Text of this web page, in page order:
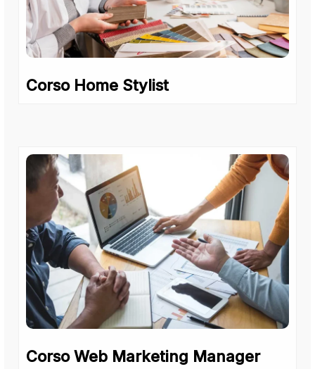
Corso Home Stylist
Corso Web Marketing Manager